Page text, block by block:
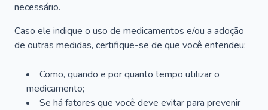
necessário.
Caso ele indique o uso de medicamentos e/ou a adoção
de outras medidas, certifique-se de que você entendeu:
Como, quando e por quanto tempo utilizar o
medicamento;
Se há fatores que você deve evitar para prevenir